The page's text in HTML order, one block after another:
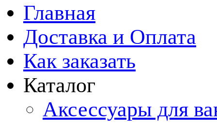
Главная
Доставка и Оплата
Как заказать
Каталог
Аксессуары для